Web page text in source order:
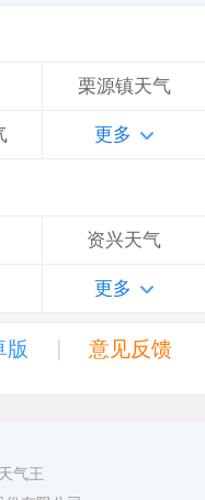
栗源镇天气
更多
资兴天气
更多
版 | 意见反馈
气王